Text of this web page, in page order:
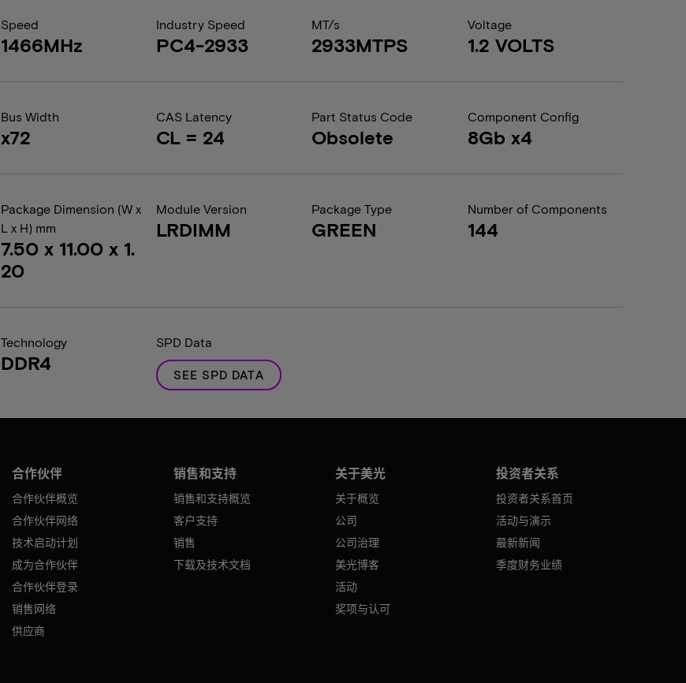
Speed
1466MHz
Industry Speed
PC4-2933
MT/s
2933MTPS
Voltage
1.2 VOLTS
Bus Width
x72
CAS Latency
CL = 24
Part Status Code
Obsolete
Component Config
8Gb x4
Package Dimension (W x
L x H) mm
7.50 x 11.00 x 1.
20
Module Version
LRDIMM
Package Type
GREEN
Number of Components
144
Technology
DDR4
SPD Data
SEE SPD DATA
合作伙伴
合作伙伴概览
合作伙伴网络
技术启动计划
成为合作伙伴
合作伙伴登录
销售网络
供应商
销售和支持
销售和支持概览
客户支持
销售
下载及技术文档
关于美光
关于概览
公司
公司治理
美光博客
活动
奖项与认可
投资者关系
投资者关系首页
活动与演示
最新新闻
季度财务业绩